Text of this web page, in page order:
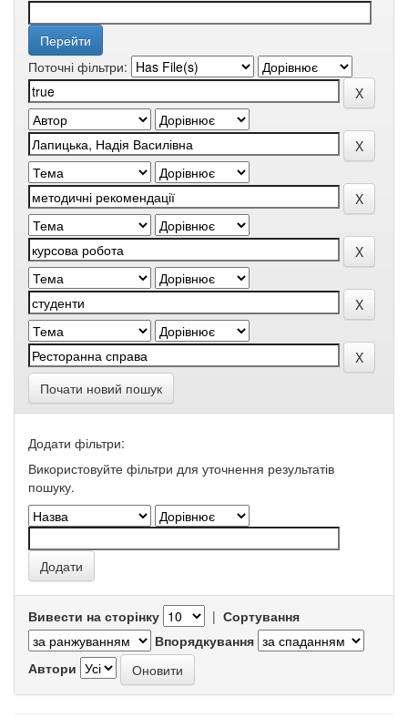
Поточні фільтри:
Почати новий пошук
Додати фільтри:
Використовуйте фільтри для уточнення результатів
пошуку.
Вивести на сторінку | Сортування
Впорядкування
Автори